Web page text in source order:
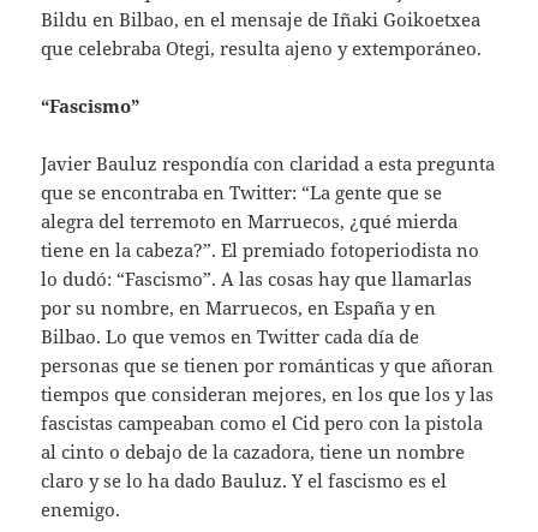
Bildu en Bilbao, en el mensaje de Iñaki Goikoetxea
que celebraba Otegi, resulta ajeno y extemporáneo.
“Fascismo”
Javier Bauluz respondía con claridad a esta pregunta
que se encontraba en Twitter: “La gente que se
alegra del terremoto en Marruecos, ¿qué mierda
tiene en la cabeza?”. El premiado fotoperiodista no
lo dudó: “Fascismo”. A las cosas hay que llamarlas
por su nombre, en Marruecos, en España y en
Bilbao. Lo que vemos en Twitter cada día de
personas que se tienen por románticas y que añoran
tiempos que consideran mejores, en los que los y las
fascistas campeaban como el Cid pero con la pistola
al cinto o debajo de la cazadora, tiene un nombre
claro y se lo ha dado Bauluz. Y el fascismo es el
enemigo.